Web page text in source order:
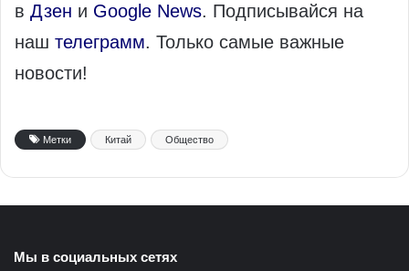
в Дзен и Google News. Подписывайся на
наш телеграмм. Только самые важные
новости!
Метки Китай Общество
Мы в социальных сетях